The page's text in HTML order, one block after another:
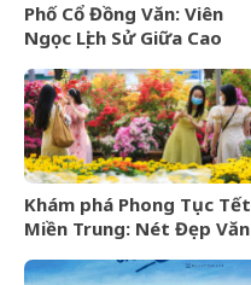
Phố Cổ Đồng Văn: Viên
Ngọc Lịch Sử Giữa Cao
Khám phá Phong Tục Tết
Miền Trung: Nét Đẹp Văn